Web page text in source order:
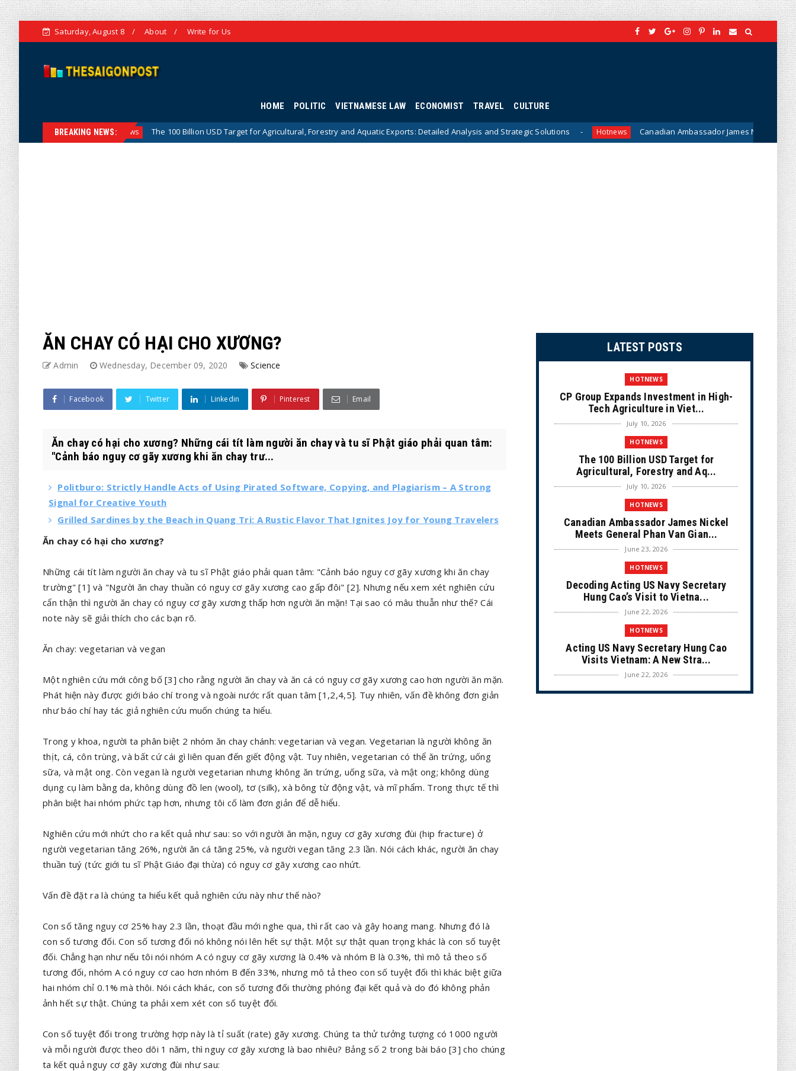
Saturday, August 8 About Write for Us
HOME POLITIC VIETNAMESE LAW ECONOMIST TRAVEL CULTURE
BREAKING NEWS:
Hotnews The 100 Billion USD Target for Agricultural, Forestry and Aquatic Exports: Detailed Analysis and Strategic Solutions Hotnews Canadian Ambassador James Nickel Meets General Phan
ĂN CHAY CÓ HẠI CHO XƯƠNG?
Admin Wednesday, December 09, 2020 Science
Facebook Twitter Linkedin Pinterest Email
Ăn chay có hại cho xương? Những cái tít làm người ăn chay và tu sĩ Phật giáo phải quan tâm:
"Cảnh báo nguy cơ gãy xương khi ăn chay trư...
Politburo: Strictly Handle Acts of Using Pirated Software, Copying, and Plagiarism – A Strong
Signal for Creative Youth
Grilled Sardines by the Beach in Quang Tri: A Rustic Flavor That Ignites Joy for Young Travelers
Ăn chay có hại cho xương?
Những cái tít làm người ăn chay và tu sĩ Phật giáo phải quan tâm: "Cảnh báo nguy cơ gãy xương khi ăn chay
trường" [1] và "Người ăn chay thuần có nguy cơ gãy xương cao gấp đôi" [2]. Nhưng nếu xem xét nghiên cứu
cẩn thận thì người ăn chay có nguy cơ gãy xương thấp hơn người ăn mặn! Tại sao có mâu thuẫn như thế? Cái
note này sẽ giải thích cho các bạn rõ.
Ăn chay: vegetarian và vegan
Một nghiên cứu mới công bố [3] cho rằng người ăn chay và ăn cá có nguy cơ gãy xương cao hơn người ăn mặn.
Phát hiện này được giới báo chí trong và ngoài nước rất quan tâm [1,2,4,5]. Tuy nhiên, vấn đề không đơn giản
như báo chí hay tác giả nghiên cứu muốn chúng ta hiểu.
Trong y khoa, người ta phân biệt 2 nhóm ăn chay chánh: vegetarian và vegan. Vegetarian là người không ăn
thịt, cá, côn trùng, và bất cứ cái gì liên quan đến giết động vật. Tuy nhiên, vegetarian có thể ăn trứng, uống
sữa, và mật ong. Còn vegan là người vegetarian nhưng không ăn trứng, uống sữa, và mật ong; không dùng
dụng cụ làm bằng da, không dùng đồ len (wool), tơ (silk), xà bông từ động vật, và mĩ phẩm. Trong thực tế thì
phân biệt hai nhóm phức tạp hơn, nhưng tôi cố làm đơn giản để dễ hiểu.
Nghiên cứu mới nhứt cho ra kết quả như sau: so với người ăn mặn, nguy cơ gãy xương đùi (hip fracture) ở
người vegetarian tăng 26%, người ăn cá tăng 25%, và người vegan tăng 2.3 lần. Nói cách khác, người ăn chay
thuần tuý (tức giới tu sĩ Phật Giáo đại thừa) có nguy cơ gãy xương cao nhứt.
Vấn đề đặt ra là chúng ta hiểu kết quả nghiên cứu này như thế nào?
Con số tăng nguy cơ 25% hay 2.3 lần, thoạt đầu mới nghe qua, thì rất cao và gây hoang mang. Nhưng đó là
con số tương đối. Con số tương đối nó không nói lên hết sự thật. Một sự thật quan trọng khác là con số tuyệt
đối. Chẳng hạn như nếu tôi nói nhóm A có nguy cơ gãy xương là 0.4% và nhóm B là 0.3%, thì mô tả theo số
tương đối, nhóm A có nguy cơ cao hơn nhóm B đến 33%, nhưng mô tả theo con số tuyệt đối thì khác biệt giữa
hai nhóm chỉ 0.1% mà thôi. Nói cách khác, con số tương đối thường phóng đại kết quả và do đó không phản
ảnh hết sự thật. Chúng ta phải xem xét con số tuyệt đối.
Con số tuyệt đối trong trường hợp này là tỉ suất (rate) gãy xương. Chúng ta thử tưởng tượng có 1000 người
và mỗi người được theo dõi 1 năm, thì nguy cơ gãy xương là bao nhiêu? Bảng số 2 trong bài báo [3] cho chúng
ta kết quả nguy cơ gãy xương đùi như sau:
LATEST POSTS
HOTNEWS
CP Group Expands Investment in High-
Tech Agriculture in Viet...
July 10, 2026
HOTNEWS
The 100 Billion USD Target for
Agricultural, Forestry and Aq...
July 10, 2026
HOTNEWS
Canadian Ambassador James Nickel
Meets General Phan Van Gian...
June 23, 2026
HOTNEWS
Decoding Acting US Navy Secretary
Hung Cao’s Visit to Vietna...
June 22, 2026
HOTNEWS
Acting US Navy Secretary Hung Cao
Visits Vietnam: A New Stra...
June 22, 2026
CULTURE